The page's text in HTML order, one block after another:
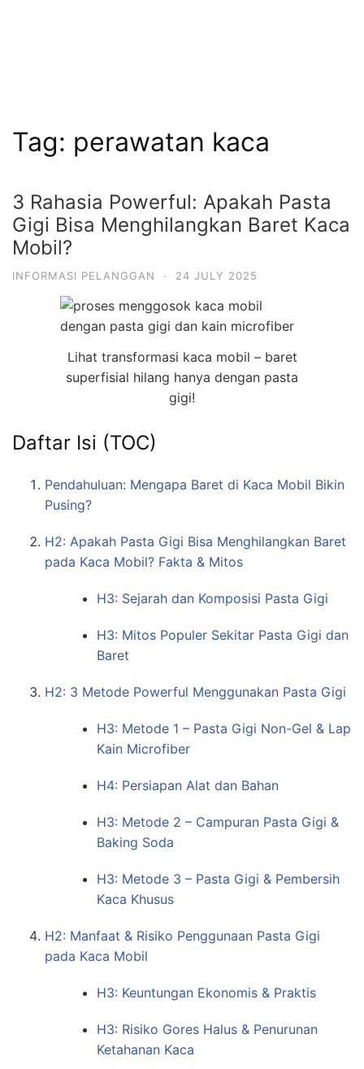
Tag: perawatan kaca
3 Rahasia Powerful: Apakah Pasta
Gigi Bisa Menghilangkan Baret Kaca
Mobil?
INFORMASI PELANGGAN · 24 JULY 2025
Lihat transformasi kaca mobil – baret
superfisial hilang hanya dengan pasta
gigi!
Daftar Isi (TOC)
Pendahuluan: Mengapa Baret di Kaca Mobil Bikin
Pusing?
H2: Apakah Pasta Gigi Bisa Menghilangkan Baret
pada Kaca Mobil? Fakta & Mitos
H3: Sejarah dan Komposisi Pasta Gigi
H3: Mitos Populer Sekitar Pasta Gigi dan
Baret
H2: 3 Metode Powerful Menggunakan Pasta Gigi
H3: Metode 1 – Pasta Gigi Non-Gel & Lap
Kain Microfiber
H4: Persiapan Alat dan Bahan
H3: Metode 2 – Campuran Pasta Gigi &
Baking Soda
H3: Metode 3 – Pasta Gigi & Pembersih
Kaca Khusus
H2: Manfaat & Risiko Penggunaan Pasta Gigi
pada Kaca Mobil
H3: Keuntungan Ekonomis & Praktis
H3: Risiko Gores Halus & Penurunan
Ketahanan Kaca